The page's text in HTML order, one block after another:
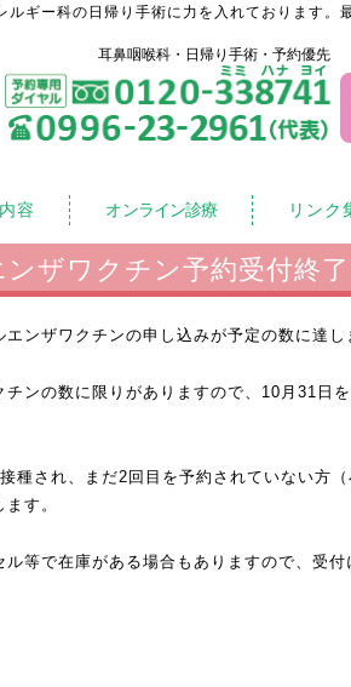
ギー科の日帰り手術に力を入れております。
耳鼻咽喉科・日帰り手術・予約優先
容 オンライン診療 リンク
ザワクチン予約受付終了
ンザワクチンの申し込みが予定の数に達し
チンの数に限りがありますので、10月31日
種され、まだ2回目を予約されていない方
す。
ル等で在庫がある場合もありますので、受付